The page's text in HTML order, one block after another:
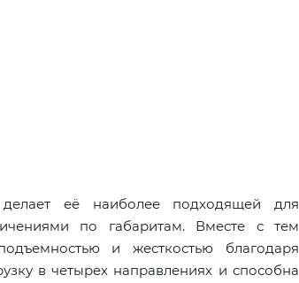
делает её наиболее подходящей для
по габаритам. Вместе с тем
и жесткостью благодаря
в четырех направлениях и способна